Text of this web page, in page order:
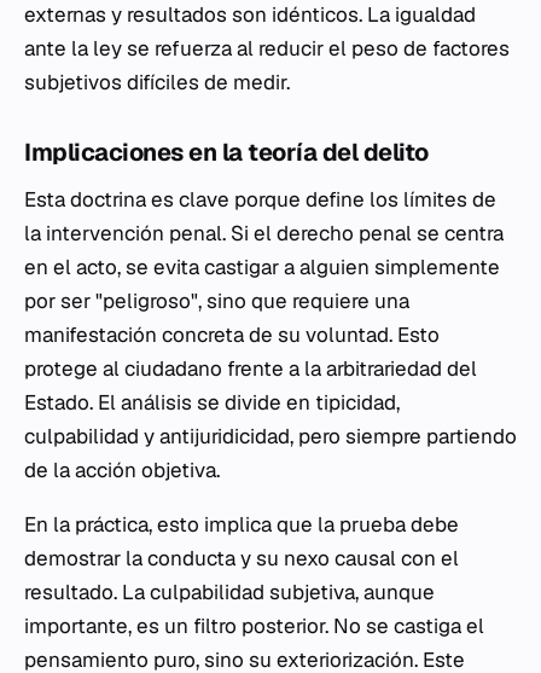
externas y resultados son idénticos. La igualdad
ante la ley se refuerza al reducir el peso de factores
subjetivos difíciles de medir.
Implicaciones en la teoría del delito
Esta doctrina es clave porque define los límites de
la intervención penal. Si el derecho penal se centra
en el acto, se evita castigar a alguien simplemente
por ser "peligroso", sino que requiere una
manifestación concreta de su voluntad. Esto
protege al ciudadano frente a la arbitrariedad del
Estado. El análisis se divide en tipicidad,
culpabilidad y antijuridicidad, pero siempre partiendo
de la acción objetiva.
En la práctica, esto implica que la prueba debe
demostrar la conducta y su nexo causal con el
resultado. La culpabilidad subjetiva, aunque
importante, es un filtro posterior. No se castiga el
pensamiento puro, sino su exteriorización. Este